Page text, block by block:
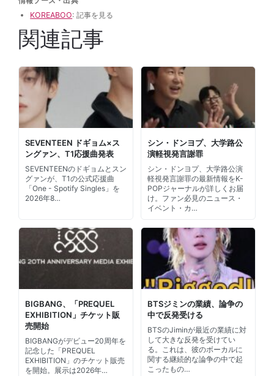
KOREABOO: 記事を見る
関連記事
SEVENTEEN ドギョム×ス
ングァン、T1応援曲発表
SEVENTEENのドギョムとスン
グァンが、T1の公式応援曲
「One - Spotify Singles」を
2026年8…
シン・ドンヨプ、大学路公
演軽視発言謝罪
シン・ドンヨプ、大学路公演
軽視発言謝罪の最新情報をK-
POPジャーナルが詳しくお届
け。ファン必見のニュース・
イベント・カ…
BIGBANG、「PREQUEL
EXHIBITION」チケット販
売開始
BIGBANGがデビュー20周年を
記念した「PREQUEL
EXHIBITION」のチケット販売
を開始。展示は2026年…
BTSジミンの業績、論争の
中で反発受ける
BTSのJiminが最近の業績に対
して大きな反発を受けてい
る。これは、彼のボーカルに
関する継続的な論争の中で起
こったもの…